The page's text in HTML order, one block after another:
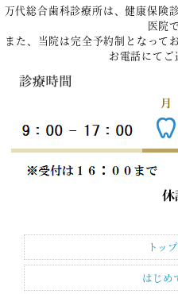
万代総合歯科診療所は、健康保険
医院
また、当院は完全予約制となって
お電話にてご
トッ
はじめ